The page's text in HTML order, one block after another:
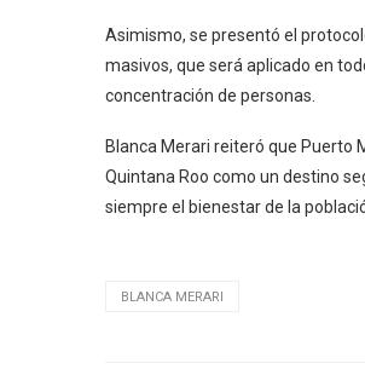
Asimismo, se presentó el
masivos, que será aplicado en
concentración de personas.
Blanca Merari reiteró que Puerto
Quintana Roo como un destino
siempre el bienestar de la
BLANCA MERARI